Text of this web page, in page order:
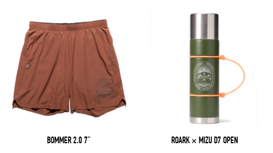
BOMMER 2.0 7" ROARK × MIZU D7 OPEN